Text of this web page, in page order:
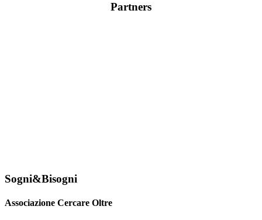
Partners
Sogni&Bisogni
Associazione Cercare Oltre